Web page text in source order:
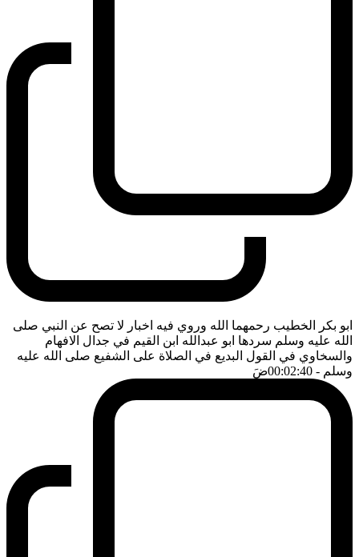
ابو بكر الخطيب رحمهما الله وروي فيه اخبار لا تصح عن النبي صلى
الله عليه وسلم سردها ابو عبدالله ابن القيم في جدال الافهام
والسخاوي في القول البديع في الصلاة على الشفيع صلى الله عليه
وسلم - 00:02:40 ضَ